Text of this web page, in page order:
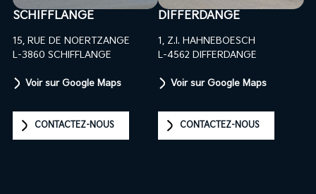
SCHIFFLANGE
15, RUE DE NOERTZANGE
L-3860 SCHIFFLANGE
Voir sur Google Maps
CONTACTEZ-NOUS
DIFFERDANGE
1, Z.I. HAHNEBOESCH
L-4562 DIFFERDANGE
Voir sur Google Maps
CONTACTEZ-NOUS